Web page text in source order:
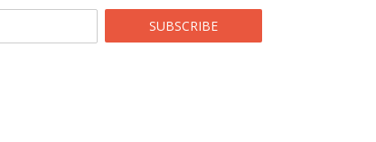
SUBSCRIBE